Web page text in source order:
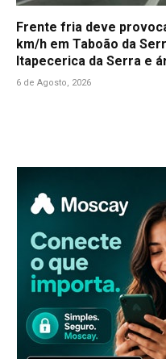
Frente fria deve
km/h em Taboão da
Itapecerica da Serra e
6 de Agosto, 2026